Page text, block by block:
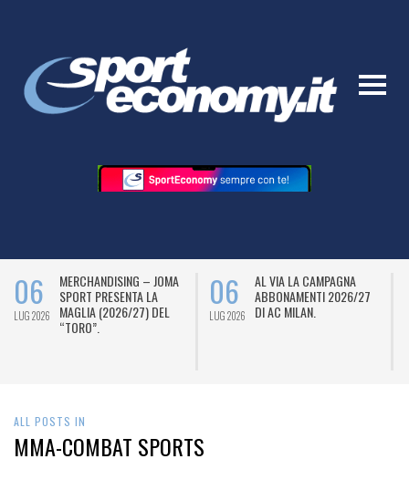
06
LUG 2026
MERCHANDISING – JOMA
SPORT PRESENTA LA
MAGLIA (2026/27) DEL
“TORO”.
06
LUG 2026
AL VIA LA CAMPAGNA
ABBONAMENTI 2026/27
DI AC MILAN.
ALL POSTS IN
MMA-COMBAT SPORTS